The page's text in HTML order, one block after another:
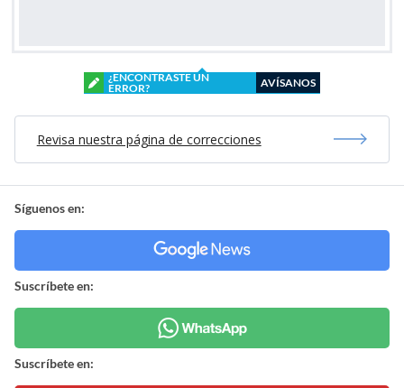
¿ENCONTRASTE UN
ERROR?
AVÍSANOS
Revisa nuestra página de correcciones
Síguenos en:
Suscríbete en:
Suscríbete en: